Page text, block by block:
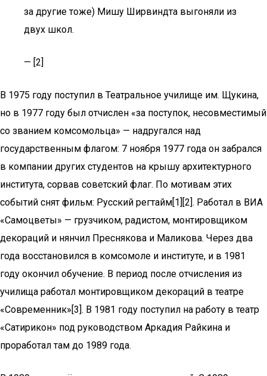
за другие тоже) Мишу Ширвиндта выгоняли из
двух школ.
— [2]
В 1975 году поступил в Театральное училище им. Щукина,
но в 1977 году был отчислен «за поступок, несовместимый
со званием комсомольца» — надругался над
государственным флагом: 7 ноября 1977 года он забрался
в компании других студентов на крышу архитектурного
института, сорвав советский флаг. По мотивам этих
событий снят фильм: Русский регтайм[1][2]. Работал в ВИА
«Самоцветы» — грузчиком, радистом, монтировщиком
декораций и нянчил Преснякова и Маликова. Через два
года восстановился в комсомоле и институте, и в 1981
году окончил обучение. В период после отчисления из
училища работал монтировщиком декораций в театре
«Современник»[3]. В 1981 году поступил на работу в театр
«Сатирикон» под руководством Аркадия Райкина и
проработал там до 1989 года.